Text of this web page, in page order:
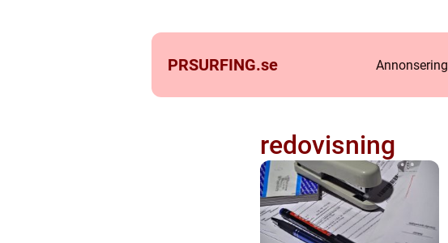
PRSURFING.se Annonsering
redovisning